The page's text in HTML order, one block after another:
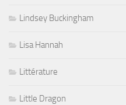
Lindsey Buckingham
Lisa Hannah
Littérature
Little Dragon